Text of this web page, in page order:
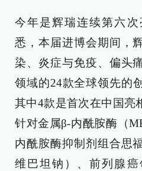
今年是辉瑞连续第六
悉，本届进博会期间，
染、炎症与免疫、偏头
领域的24款全球领先的
其中4款是首次在中国亮
针对金属β-内酰胺酶（
内酰胺酶抑制剂组合思
维巴坦钠）、前列腺癌